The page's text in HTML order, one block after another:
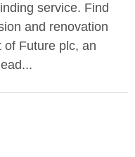
service. Find
and renovation
of Future plc, an